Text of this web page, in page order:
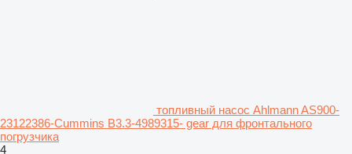
топливный насос Ahlmann AS900-
23122386-Cummins B3.3-4989315- gear для фронтального
погрузчика
4